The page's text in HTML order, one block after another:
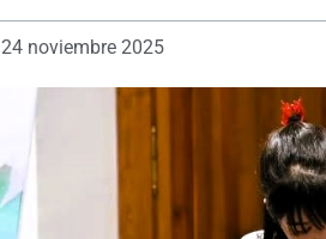
24 noviembre 2025